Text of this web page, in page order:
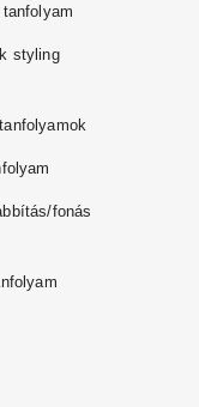
styling
fonás